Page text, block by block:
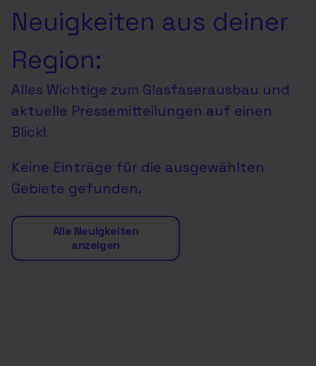
Neuigkeiten aus deiner
Region:
Alles Wichtige zum Glasfaserausbau und
aktuelle Pressemitteilungen auf einen
Blick!
Keine Einträge für die ausgewählten
Gebiete gefunden.
Alle Neuigkeiten
anzeigen